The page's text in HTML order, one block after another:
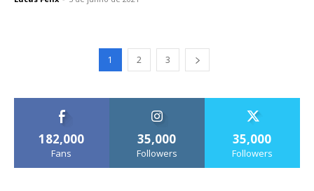
1 2 3
182,000
Fans
35,000
Followers
35,000
Followers